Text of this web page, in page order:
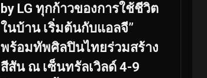
by LG ทุกก้าวของการใช้ชีวิต
ในบ้าน เริ่มต้นกับแอลจี”
พร้อมทัพศิลปินไทยร่วมสร้าง
สีสัน ณ เซ็นทรัลเวิลด์ 4-9